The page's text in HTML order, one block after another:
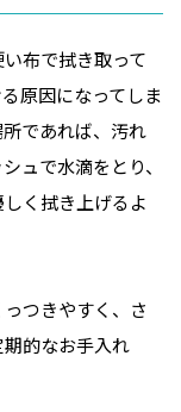
布で拭き取って
原因になってしま
であれば、汚れ
ュで水滴をとり、
く拭き上げるよ
つきやすく、さ
的なお手入れ